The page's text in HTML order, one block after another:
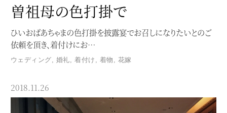
曽祖母の色打掛で
ひいおばあちゃまの色打掛を披露宴でお召しになりたいとのご
依頼を頂き、着付けにお…
ウェディング 婚礼 ,着付け 着物 花嫁
2018.11.26